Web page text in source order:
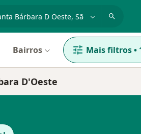
ou região
Bairros Mais filtros•
D'Oeste